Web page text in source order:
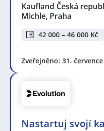
Kaufland Česká
Michle, Praha
42 000 – 46 000 Kč
Zveřejněno: 31. července
Nastartuj svojí